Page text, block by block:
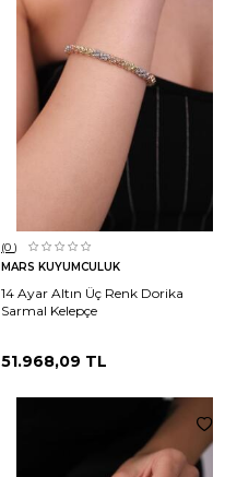
(0 )
MARS KUYUMCULUK
14 Ayar Altın Üç Renk Dorika
Sarmal Kelepçe
51.968,09 TL